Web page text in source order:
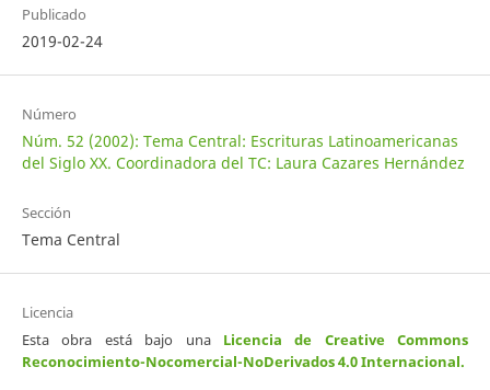
Publicado
2019-02-24
Número
Núm. 52 (2002): Tema Central: Escrituras Latinoamericanas
del Siglo XX. Coordinadora del TC: Laura Cazares Hernández
Sección
Tema Central
Licencia
Esta obra está bajo una Licencia de Creative Commons
Reconocimiento-Nocomercial-NoDerivados 4.0 Internacional.